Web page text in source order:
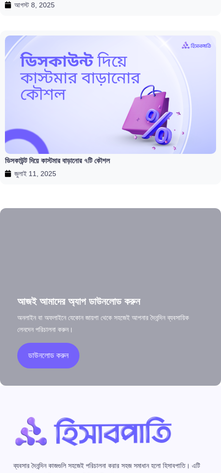
আগস্ট 8, 2025
ডিসকাউন্ট দিয়ে কাস্টমার বাড়ানোর ৭টি কৌশল
জুলাই 11, 2025
আজই আমাদের অ্যাপ ডাউনলোড করুন
অনলাইন বা অফলাইনে যেকোন জায়গা থেকে সহজেই আপনার দৈনন্দিন ব্যবসায়িক
লেনদেন পরিচালনা করুন।
ডাউনলোড করুন
ব্যবসার দৈনন্দিন কাজগুলি সহজেই পরিচালনা করার সহজ সমাধান হলো হিসাবপাতি। এটি